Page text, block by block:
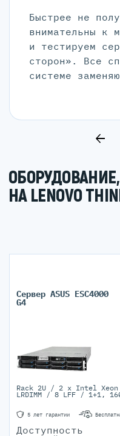
Быстрее не
внимательны к
и тестируем
сторон». Все
системе
НА LENOVO
Сервер ASUS ESC4000
G4
Rack 2U / 2 x Intel Xeon Scalable / 16 x DIMM 2048 ГБ
LRDIMM / 8 LFF / 1+1,
5 лет гарантии
Доступность